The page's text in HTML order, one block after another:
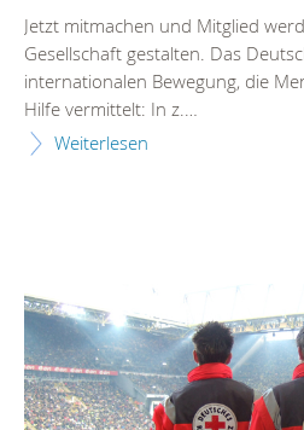
Jetzt mitmachen und Mitglied
Gesellschaft gestalten. Das
internationalen Bewegung, die
Hilfe vermittelt: In z.…
Weiterlesen